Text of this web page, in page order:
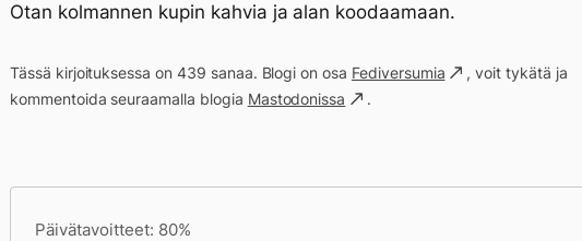
Otan kolmannen kupin kahvia ja alan koodaamaan.
Tässä kirjoituksessa on 439 sanaa. Blogi on osa Fediversumia
, voit tykätä ja
kommentoida seuraamalla blogia Mastodonissa .
Päivätavoitteet: 80%